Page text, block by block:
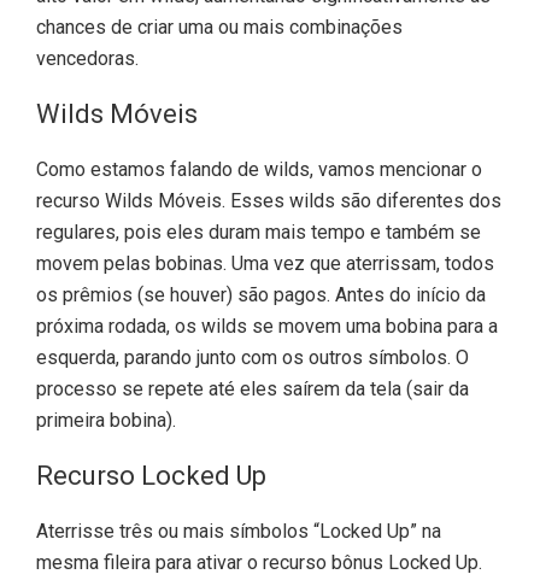
chances de criar uma ou mais combinações
vencedoras.
Wilds Móveis
Como estamos falando de wilds, vamos mencionar o
recurso Wilds Móveis. Esses wilds são diferentes dos
regulares, pois eles duram mais tempo e também se
movem pelas bobinas. Uma vez que aterrissam, todos
os prêmios (se houver) são pagos. Antes do início da
próxima rodada, os wilds se movem uma bobina para a
esquerda, parando junto com os outros símbolos. O
processo se repete até eles saírem da tela (sair da
primeira bobina).
Recurso Locked Up
Aterrisse três ou mais símbolos “Locked Up” na
mesma fileira para ativar o recurso bônus Locked Up.